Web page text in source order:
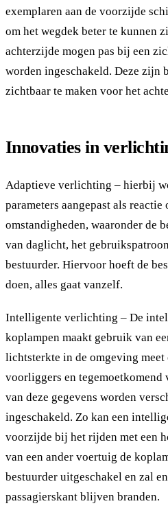
exemplaren aan de voorzijde
om het wegdek beter te kunnen
achterzijde mogen pas bij een
worden ingeschakeld. Deze zijn
zichtbaar te maken voor het
Innovaties in
Adaptieve verlichting – hierbij
parameters aangepast als reactie
omstandigheden, waaronder de
van daglicht, het
bestuurder. Hiervoor hoeft de
doen, alles gaat vanzelf.
Intelligente verlichting – De
koplampen maakt gebruik van
lichtsterkte in de omgeving meet
voorliggers en tegemoetkomend
van deze gegevens worden
ingeschakeld. Zo kan een
voorzijde bij het rijden met een
van een ander voertuig de
bestuurder uitgeschakel en zal
passagierskant blijven branden.